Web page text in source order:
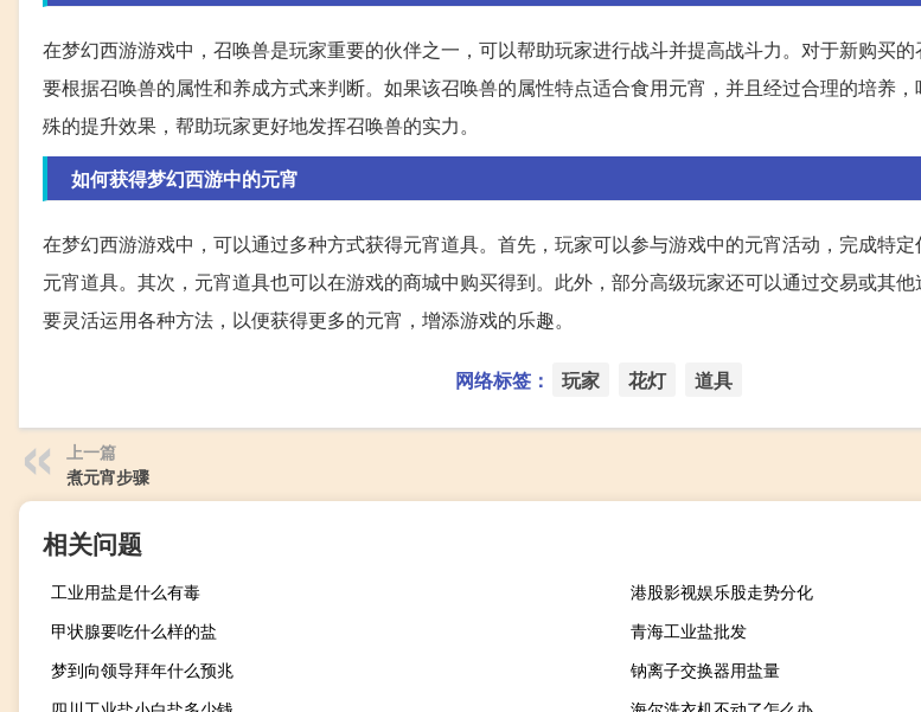
在梦幻西游游戏中，召唤兽是玩家重要的伙伴之一，可以帮助玩家进行战斗并提高战斗力。对于新购买
要根据召唤兽的属性和养成方式来判断。如果该召唤兽的属性特点适合食用元宵，并且经过合理的培养
殊的提升效果，帮助玩家更好地发挥召唤兽的实力。
如何获得梦幻西游中的元宵
在梦幻西游游戏中，可以通过多种方式获得元宵道具。首先，玩家可以参与游戏中的元宵活动，完成特
元宵道具。其次，元宵道具也可以在游戏的商城中购买得到。此外，部分高级玩家还可以通过交易或其
要灵活运用各种方法，以便获得更多的元宵，增添游戏的乐趣。
网络标签： 玩家 花灯 道具
上一篇
煮元宵步骤
相关问题
工业用盐是什么有毒
港股影视娱乐股走势分化
甲状腺要吃什么样的盐
青海工业盐批发
梦到向领导拜年什么预兆
钠离子交换器用盐量